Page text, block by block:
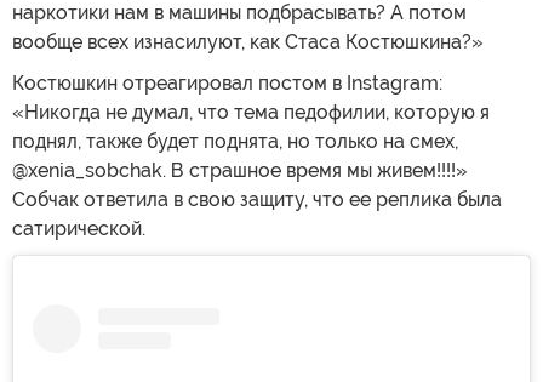
наркотики нам в машины подбрасывать? А потом
вообще всех изнасилуют, как Стаса Костюшкина?»
Костюшкин отреагировал постом в Instagram:
«Никогда не думал, что тема педофилии, которую я
поднял, также будет поднята, но только на смех,
@xenia_sobchak. В страшное время мы живем!!!!»
Собчак ответила в свою защиту, что ее реплика была
сатирической.